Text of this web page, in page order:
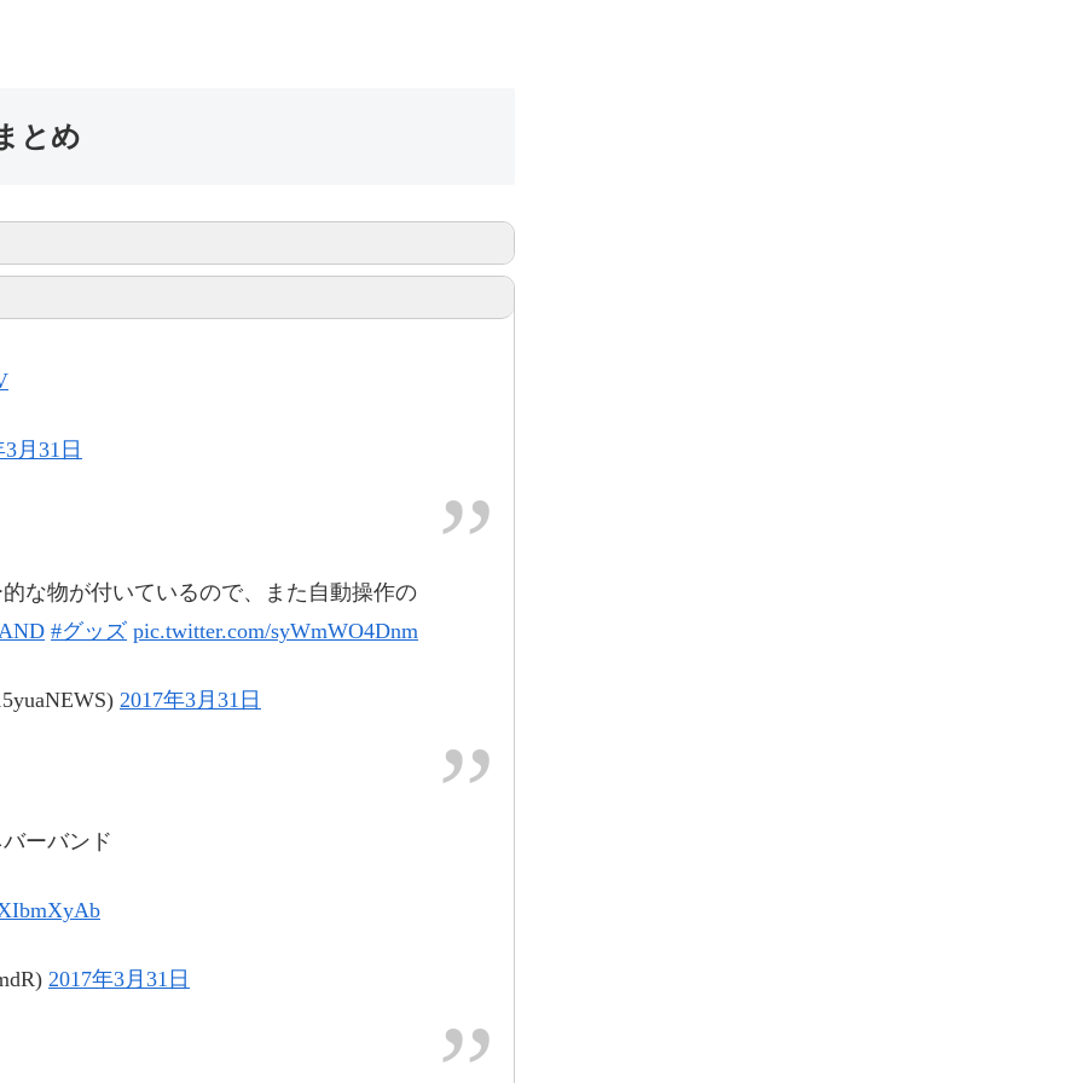
とめ
月31日
3月31日
2017年3月31日
月31日
な物が付いているので、また自動操作の
#グッズ pic.twitter.com/syWmWO4Dnm
2017年3月31日
ーバンド
2017年3月31日